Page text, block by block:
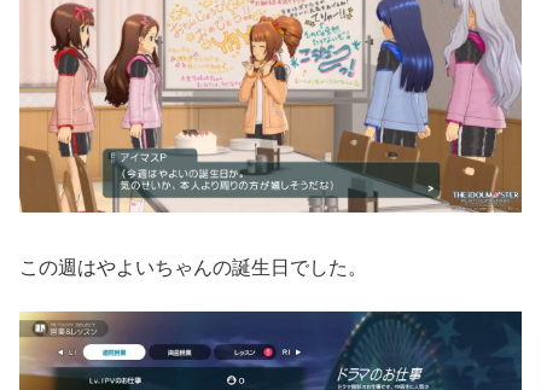
この週はやよいちゃんの誕生日でした。